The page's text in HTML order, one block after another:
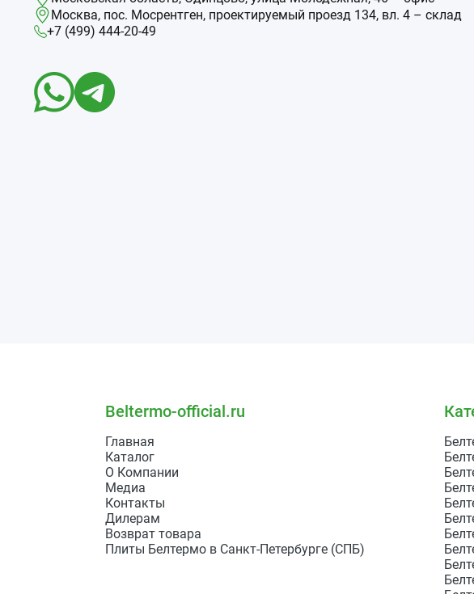
Москва, пос. Мосрентген, проектируемый проезд 134, вл. 4 – склад
+7 (499) 444-20-49
Beltermo-official.ru
Главная
Каталог
О Компании
Медиа
Контакты
Дилерам
Возврат товара
Плиты Белтермо в Санкт-Петербурге (СПБ)